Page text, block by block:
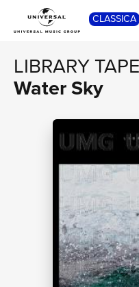
CLASSICA
LIBRARY
Water Sky
TOUR